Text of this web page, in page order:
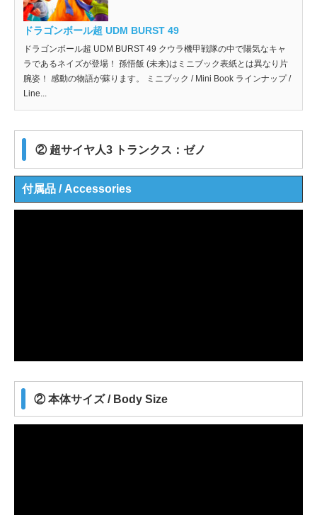
ドラゴンボール超 UDM BURST 49
ドラゴンボール超 UDM BURST 49 クウラ機甲戦隊の中で陽気なキャ
ラであるネイズが登場！ 孫悟飯 (未来)はミニブック表紙とは異なり片
腕姿！ 感動の物語が蘇ります。 ミニブック / Mini Book ラインナップ /
Line...
② 超サイヤ人3 トランクス：ゼノ
付属品 / Accessories
② 本体サイズ / Body Size